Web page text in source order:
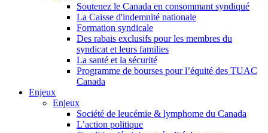
Soutenez le Canada en consommant syndiqué
La Caisse d'indemnité nationale
Formation syndicale
Des rabais exclusifs pour les membres du
syndicat et leurs families
La santé et la sécurité
Programme de bourses pour l’équité des TUAC
Canada
Enjeux
Enjeux
Société de leucémie & lymphome du Canada
L’action politique